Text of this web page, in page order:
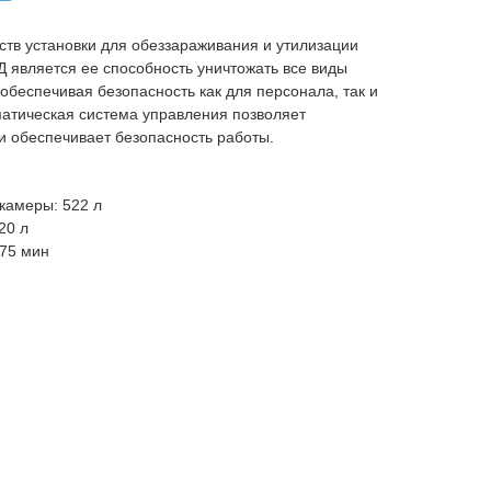
установки для обеззараживания и утилизации
ее способность уничтожать все виды
безопасность как для персонала, так и
система управления позволяет
безопасность работы.
522 л
л
мин